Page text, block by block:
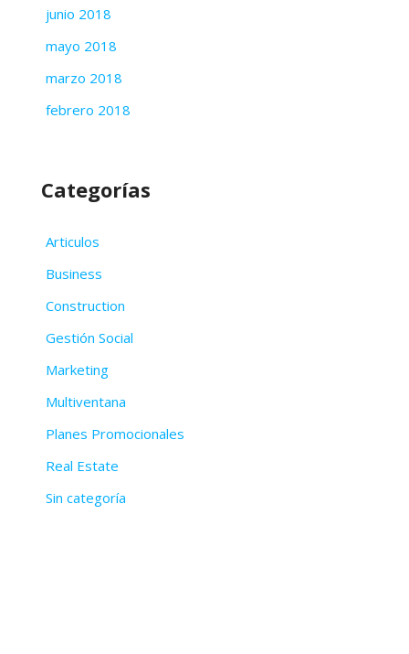
junio 2018
mayo 2018
marzo 2018
febrero 2018
Categorías
Articulos
Business
Construction
Gestión Social
Marketing
Multiventana
Planes Promocionales
Real Estate
Sin categoría